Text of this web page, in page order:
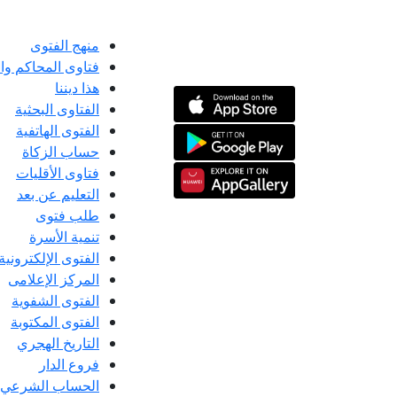
منهج الفتوى
فتاوى المحاكم
هذا ديننا
الفتاوى البحثية
الفتوى الهاتفية
حساب الزكاة
فتاوى الأقليات
التعليم عن بعد
طلب فتوى
تنمية الأسرة
الفتوى الإلكترونية
المركز الإعلامى
الفتوى الشفوية
الفتوى المكتوبة
التاريخ الهجري
فروع الدار
الحساب الشرعي